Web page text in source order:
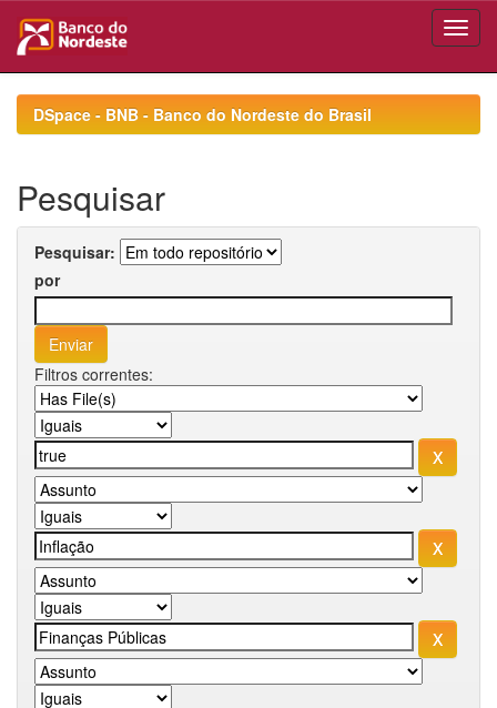
navigationDSpace - BNB - Banco do Nordeste do Brasil
Pesquisar
Pesquisar:
por
Filtros correntes: